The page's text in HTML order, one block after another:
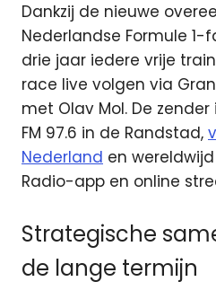
Dankzij de nieuwe
Nederlandse Formule
drie jaar iedere vrije
race live volgen via
met Olav Mol. De
FM 97.6 in de Randstad,
Nederland en
Radio-app en online
Strategische
de lange termijn